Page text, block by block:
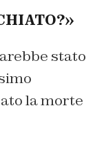
stato
la morte